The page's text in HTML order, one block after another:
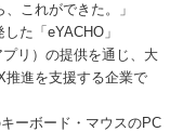
これができた。」
た「eYACHO」
プリ）の提供を通じ、大
推進を支援する企業で
ーボード・マウスのPC